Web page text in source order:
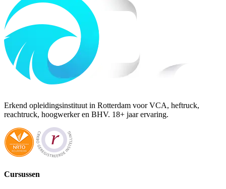
Erkend opleidingsinstituut in Rotterdam voor VCA, heftruck,
reachtruck, hoogwerker en BHV. 18+ jaar ervaring.
Cursussen